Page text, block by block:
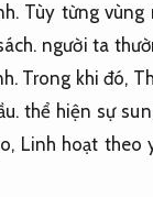
Tùy từng vùng
người ta
Trong khi đó,
thể hiện sự
Linh hoạt theo